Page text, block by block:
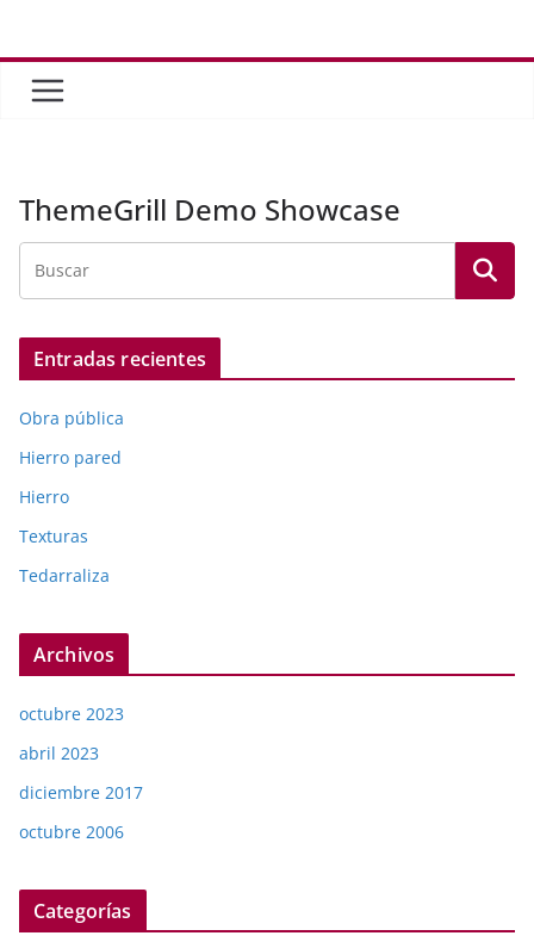
contenido
ThemeGrill Demo Showcase
Entradas recientes
Obra pública
Hierro pared
Hierro
Texturas
Tedarraliza
Archivos
octubre 2023
abril 2023
diciembre 2017
octubre 2006
Categorías